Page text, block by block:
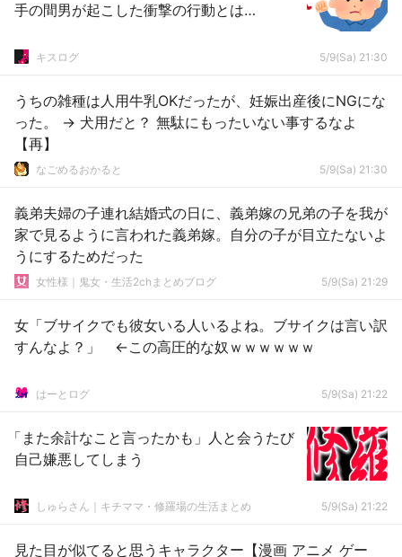
手の間男が起こした衝撃の行動とは…
キスログ 5/9(Sa) 21:30
うちの雑種は人用牛乳OKだったが、妊娠出産後にNGにな
った。 → 犬用だと？ 無駄にもったいない事するなよ
【再】
なごめるおかると 5/9(Sa) 21:30
義弟夫婦の子連れ結婚式の日に、義弟嫁の兄弟の子を我が
家で見るように言われた義弟嫁。自分の子が目立たないよ
うにするためだった
女性様｜鬼女・生活2chまとめブログ 5/9(Sa) 21:29
女「ブサイクでも彼女いる人いるよね。ブサイクは言い訳
すんなよ？」 ←この高圧的な奴ｗｗｗｗｗｗ
はーとログ 5/9(Sa) 21:22
「また余計なこと言ったかも」人と会うたび
自己嫌悪してしまう
しゅらさん｜キチママ・修羅場の生活まとめ 5/9(Sa) 21:22
見た目が似てると思うキャラクター【漫画 アニメ ゲー